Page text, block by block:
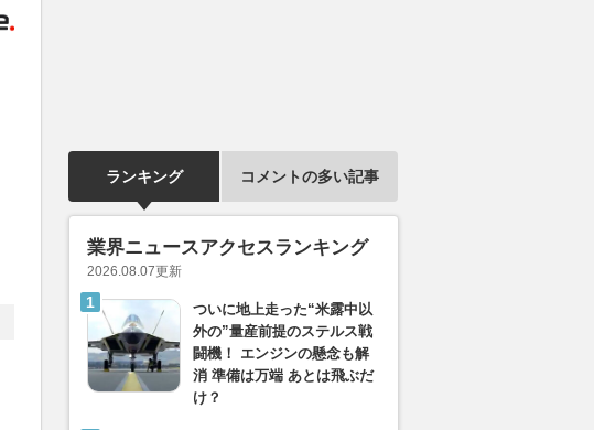
ランキング コメントの多い記事
業界ニュースアクセスランキング
2026.08.07更新
ついに地上走った“米露中以
外の”量産前提のステルス戦
闘機！ エンジンの懸念も解
消 準備は万端 あとは飛ぶだ
け？